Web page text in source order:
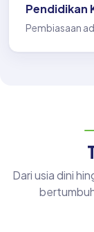
Pendidikan
Pembiasaan
Dari usia dini